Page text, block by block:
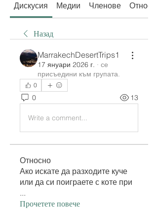
Дискусия Медии Членове Относно
Назад
MarrakechDesertTrips1
17 януари 2026 г. · се
присъедини към групата.
0
0 13
Write a comment...
Относно
Ако искате да разходите куче
или да си поиграете с коте при
...
Прочетете повече